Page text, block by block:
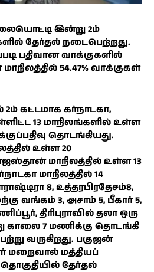
இன்று 2ம்
தேர்தல் நடைபெற்றது.
பதிவான வாக்குகளில்
மாநிலத்தில் 54.47% வாக்குகள்
கட்டமாக கர்நாடகா,
13 மாநிலங்களில் உள்ள
தொடங்கியது.
உள்ள 20
மாநிலத்தில் உள்ள 13
மாநிலத்தில் 14
8, உத்தரபிரதேசம்8,
வங்கம் 3, அசாம் 5, பீகார் 5,
திரிபுராவில் தலா ஒரு
காலை 7 மணிக்கு தொடங்கி
வருகிறது. பகுஜன்
மறைவால் மத்தியப்
தேர்தல்